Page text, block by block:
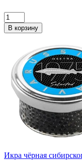
В корзину
Икра чёрная